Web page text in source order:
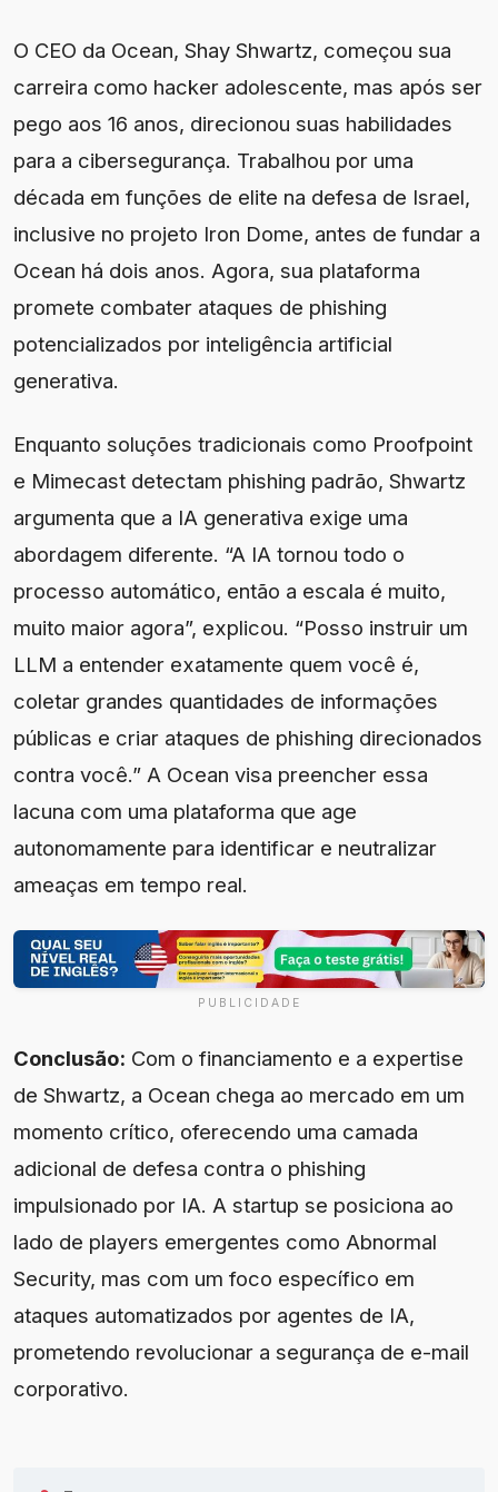
O CEO da Ocean, Shay Shwartz, começou sua
carreira como hacker adolescente, mas após ser
pego aos 16 anos, direcionou suas habilidades
para a cibersegurança. Trabalhou por uma
década em funções de elite na defesa de Israel,
inclusive no projeto Iron Dome, antes de fundar a
Ocean há dois anos. Agora, sua plataforma
promete combater ataques de phishing
potencializados por inteligência artificial
generativa.
Enquanto soluções tradicionais como Proofpoint
e Mimecast detectam phishing padrão, Shwartz
argumenta que a IA generativa exige uma
abordagem diferente. “A IA tornou todo o
processo automático, então a escala é muito,
muito maior agora”, explicou. “Posso instruir um
LLM a entender exatamente quem você é,
coletar grandes quantidades de informações
públicas e criar ataques de phishing direcionados
contra você.” A Ocean visa preencher essa
lacuna com uma plataforma que age
autonomamente para identificar e neutralizar
ameaças em tempo real.
PUBLICIDADE
Conclusão: Com o financiamento e a expertise
de Shwartz, a Ocean chega ao mercado em um
momento crítico, oferecendo uma camada
adicional de defesa contra o phishing
impulsionado por IA. A startup se posiciona ao
lado de players emergentes como Abnormal
Security, mas com um foco específico em
ataques automatizados por agentes de IA,
prometendo revolucionar a segurança de e-mail
corporativo.